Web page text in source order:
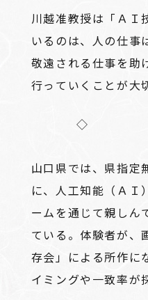
川越准教授は「ＡＩ
いるのは、人の仕事
敬遠される仕事を助
行っていくことが大
◇
山口県では、県指定
に、人工知能（ＡＩ
ームを通じて親しん
ている。体験者が、
存会」による所作に
イミングや一致率が